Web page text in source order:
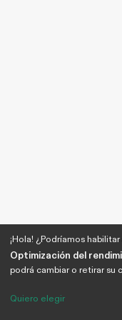
¡Hola! ¿Podríamos
Optimización del
podrá cambiar o retirar su
Quiero elegir